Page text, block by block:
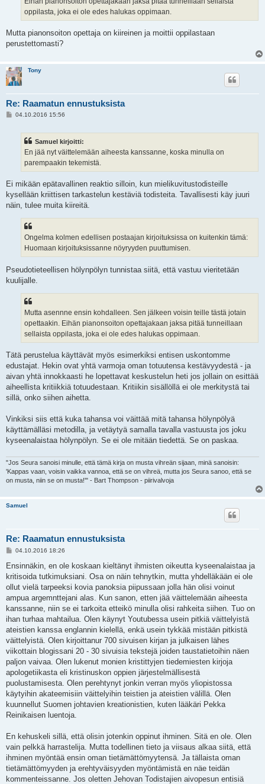
oppilasta, joka ei ole edes halukas oppimaan.
Mutta pianonsoiton opettaja on kiireinen ja moittii oppilastaan
perustettomasti?
Tony
Re: Raamatun ennustuksista
V04.10.2016 15:56
Samuel kirjoitti:
En jää nyt väittelemään aiheesta kanssanne, koska minulla on
parempaakin tekemistä.
Ei mikään epätavallinen reaktio silloin, kun mielikuvitustodisteille
kysellään kriittisen tarkastelun kestäviä todisteita. Tavallisesti käy juuri
näin, tulee muita kiireitä.
Ongelma kolmen edellisen postaajan kirjoituksissa on kuitenkin tämä:
Huomaan kirjoituksissanne nöyryyden puuttumisen.
Pseudotieteellisen hölynpölyn tunnistaa siitä, että vastuu vieritetään
kuulijalle.
Mutta asennne ensin kohdalleen. Sen jälkeen voisin teille tästä jotain
opettaakin. Eihän pianonsoiton opettajakaan jaksa pitää tunneillaan
sellaista oppilasta, joka ei ole edes halukas oppimaan.
Tätä perustelua käyttävät myös esimerkiksi entisen uskontomme
edustajat. Hekin ovat yhtä varmoja oman totuutensa kestävyydestä - ja
aivan yhtä innokkaasti he lopettavat keskustelun heti jos jollain on esittää
aiheellista kritiikkiä totuudestaan. Kritiikin sisällöllä ei ole merkitystä tai
sillä, onko siihen aihetta.
Vinkiksi siis että kuka tahansa voi väittää mitä tahansa hölynpölyä
käyttämälläsi metodilla, ja vetäytyä samalla tavalla vastuusta jos joku
kyseenalaistaa hölynpölyn. Se ei ole mitään tiedettä. Se on paskaa.
"Jos Seura sanoisi minulle, että tämä kirja on musta vihreän sijaan, minä sanoisin:
'Kappas vaan, voisin vaikka vannoa, että se on vihreä, mutta jos Seura sanoo, että se
on musta, niin se on musta!'" - Bart Thompson - piirivalvoja
Samuel
Re: Raamatun ennustuksista
V
e
t
i
04.10.2016 18:26
Ensinnäkin, en ole koskaan kieltänyt ihmisten oikeutta kyseenalaistaa ja
kritisoida tutkimuksiani. Osa on näin tehnytkin, mutta yhdelläkään ei ole
ollut vielä tarpeeksi kovia panoksia piipussaan jolla hän olisi voinut
ampua argemnttejani alas. Kun sanon, etten jää väittelemään aiheesta
kanssanne, niin se ei tarkoita etteikö minulla olisi rahkeita siihen. Tuo on
ihan turhaa mahtailua. Olen käynyt Youtubessa usein pitkiä väittelyistä
ateistien kanssa englannin kielellä, enkä usein tykkää mistään pitkistä
väittelyistä. Olen kirjoittanur 700 sivuisen kirjan ja julkaisen lähes
viikottain blogissani 20 - 30 sivuisia tekstejä joiden taustatietoihin näen
paljon vaivaa. Olen lukenut monien kristittyjen tiedemiesten kirjoja
apologetiikasta eli kristinuskon oppien järjestelmällisestä
puolustamisesta. Olen perehtynyt jonkin verran myös yliopistossa
käytyihin akateemisiin väittelyihin teistien ja ateistien välillä. Olen
kuunnellut Suomen johtavien kreationistien, kuten lääkäri Pekka
Reinikaisen luentoja.
En kehuskeli sillä, että olisin jotenkin oppinut ihminen. Sitä en ole. Olen
vain pelkkä harrastelija. Mutta todellinen tieto ja viisaus alkaa siitä, että
ihminen myöntää ensin oman tietämättömyytensä. Ja tällaista oman
tietämättömyyden ja erehtyväisyyden myöntämistä en näe teidän
kommenteissanne. Jos oletten Jehovan Todistajien aivopesun entisiä